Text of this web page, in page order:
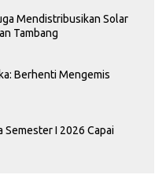
Mendistribusikan Solar
Tambang
Berhenti Mengemis
Semester I 2026 Capai